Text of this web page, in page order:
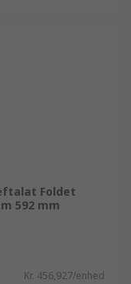
Foldet
592 mm
Kr. 456,927/enhed